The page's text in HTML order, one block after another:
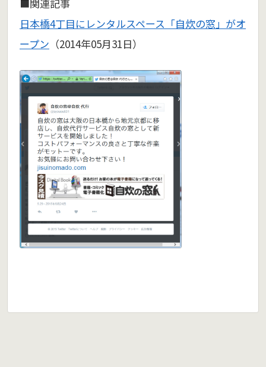
■関連記事
日本橋4丁目にレンタルスペース「自炊の窓」がオ
ープン （2014年05月31日）